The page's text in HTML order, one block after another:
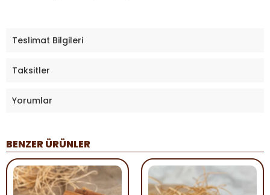
Teslimat Bilgileri
Taksitler
Yorumlar
BENZER ÜRÜNLER